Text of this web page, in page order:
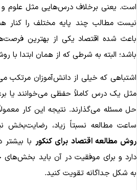
یعنی برخلاف درس‌هایی مثل علوم و
مطالب چند پایه مختلف را کنار
شده اقتصاد یکی از بهترین فرصت‌ها
البته به شرطی که از همان ابتدا با
که خیلی از دانش‌آموزان مرتکب
یک درس کاملاً حفظی می‌خوانند یا
مسئله می‌گذارند. نتیجه این کار
مطالعه نسبتاً زیاد، رضایت‌بخش
مطالعه اقتصاد برای کنکوربا بیشتر
و برای موفقیت در آن باید بخش‌های
شکل جداگانه تقویت کنید.